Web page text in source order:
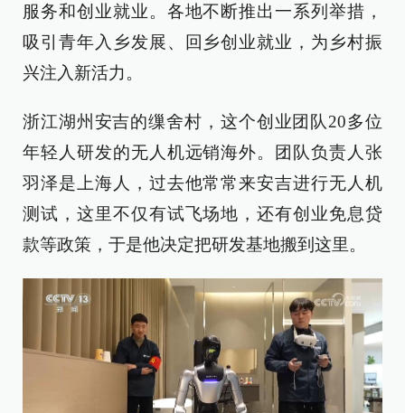
服务和创业就业。各地不断推出一系列举措，
吸引青年入乡发展、回乡创业就业，为乡村振
兴注入新活力。
浙江湖州安吉的缫舍村，这个创业团队20多位
年轻人研发的无人机远销海外。团队负责人张
羽泽是上海人，过去他常常来安吉进行无人机
测试，这里不仅有试飞场地，还有创业免息贷
款等政策，于是他决定把研发基地搬到这里。